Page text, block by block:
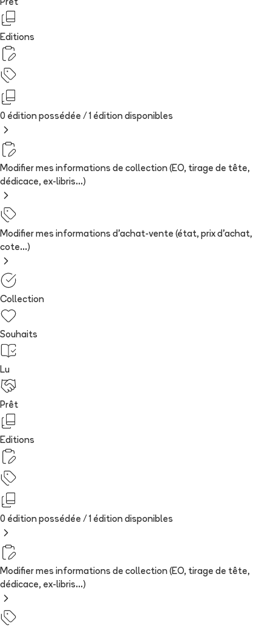
Prêt
Editions
0 édition possédée / 1 édition disponibles
Modifier mes informations de collection (EO, tirage de tête,
dédicace, ex-libris...)
Modifier mes informations d'achat-vente (état, prix d'achat,
cote...)
Collection
Souhaits
Lu
Prêt
Editions
0 édition possédée / 1 édition disponibles
Modifier mes informations de collection (EO, tirage de tête,
dédicace, ex-libris...)